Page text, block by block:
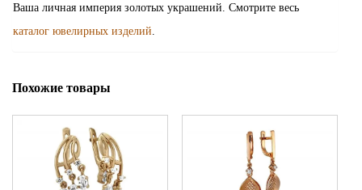
Ваша личная империя золотых украшений. Смотрите весь
каталог ювелирных изделий
Похожие товары